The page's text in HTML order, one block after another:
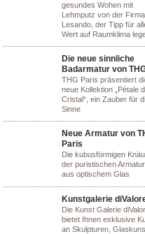
gesundes Wohen mit
Lehmputz von der Firma
Lesando, der Tipp für
Wert auf Raumklima
Die neue sinnliche
Badarmatur von
THG Paris präsentiert
neue Kollektion „Pétale
Cristal“, ein Zauber für
Sinne
Neue Armatur von
Paris
Die kubusförmigen
der puristischen
aus optischem Glas
Kunstgalerie
Die Kunst Galerie
bietet Ihnen exklusive
an Skulpturen,